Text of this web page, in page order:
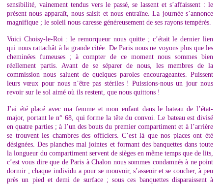
sensibilité, vainement tendus vers le passé, se lassent et s’affaissent : le
présent nous apparaît, nous saisit et nous entraîne. La journée s’annonce
magnifique ; le soleil nous caresse généreusement de ses rayons tempérés.
Voici Choisy-le-Roi : le remorqueur nous quitte ; c’était le dernier lien
qui nous rattachât à la grande citée. De Paris nous ne voyons plus que les
cheminées fumeuses ; à compter de ce moment nous sommes bien
réellement partis. Avant de se séparer de nous, les membres de la
commission nous saluent de quelques paroles encourageantes. Puissent
leurs vœux pour nous n’être pas stériles ! Puissions-nous un jour nous
revoir sur le sol aimé où ils restent, que nous quittons !
J’ai été placé avec ma femme et mon enfant dans le bateau de l’état-
major, portant le n° 68, qui forme la tête du convoi. Le bateau est divisé
en quatre parties ; à l’un des bouts du premier compartiment et à l’arrière
se trouvent les chambres des officiers. C’est là que nos places ont été
désignées. Des planches mal jointes et formant des banquettes dans toute
la longueur du compartiment servent de sièges en même temps que de lits,
c’est vous dire que de Paris à Chalon nous sommes condamnés à ne point
dormir ; chaque individu a pour se mouvoir, s’asseoir et se coucher, à peu
près un pied et demi de surface ; sous ces banquettes disparaissent à